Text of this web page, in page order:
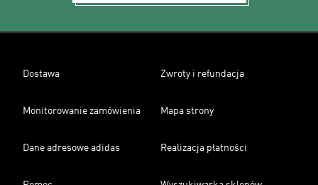
Dostawa Zwroty i refundacja
Monitorowanie zamówienia Mapa strony
Dane adresowe adidas Realizacja płatności